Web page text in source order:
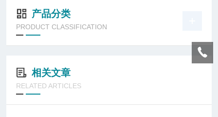
产品分类
PRODUCT CLASSIFICATION
相关文章
RELATED ARTICLES